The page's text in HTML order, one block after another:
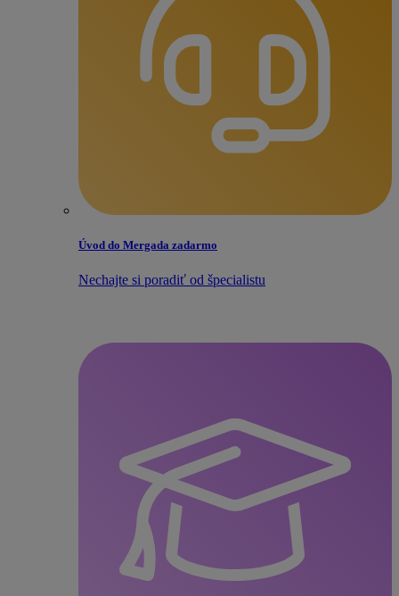
Úvod do Mergada zadarmo
Nechajte si poradiť od špecialistu